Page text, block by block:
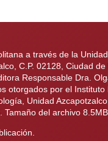
a través de la
C.P. 02128, Ciudad
Responsable Dra.
otorgados por el
Unidad
del archivo 8.5MB.